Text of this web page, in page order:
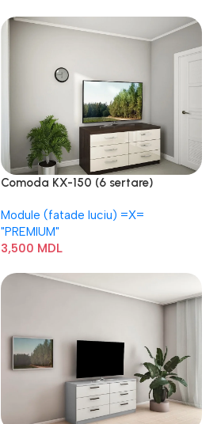
Comoda KX-150 (6 sertare)
Module (fatade luciu) =Х=
"PREMIUM"
3,500 MDL